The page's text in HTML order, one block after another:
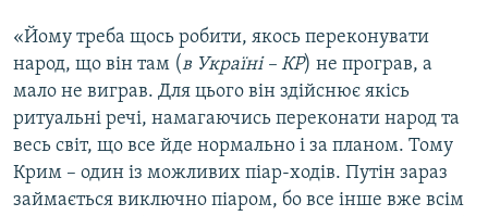
«Йому треба щось робити, якось переконувати
народ, що він там (в Україні – КР) не програв, а
мало не виграв. Для цього він здійснює якісь
ритуальні речі, намагаючись переконати народ та
весь світ, що все йде нормально і за планом. Тому
Крим – один із можливих піар-ходів. Путін зараз
займається виключно піаром, бо все інше вже всім